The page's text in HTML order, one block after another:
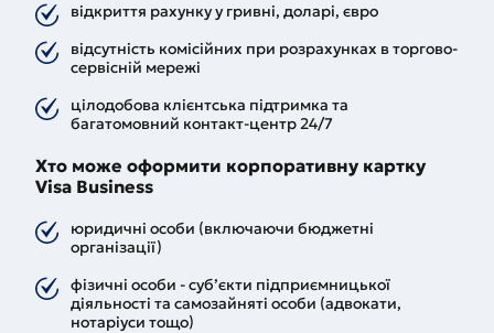
відкриття рахунку у гривні, доларі, євро
відсутність комісійних при розрахунках в торгово-
сервісній мережі
цілодобова клієнтська підтримка та
багатомовний контакт-центр 24/7
Хто може оформити корпоративну картку
Visa Business
юридичні особи (включаючи бюджетні
організації)
фізичні особи - суб’єкти підприємницької
діяльності та самозайняті особи (адвокати,
нотаріуси тощо)